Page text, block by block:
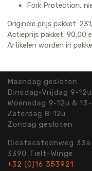
Fork Protection,
Originele prijs pakket:
Actieprijs pakket: 90,00
Artikelen worden in
Maandag gesloten
Dinsdag-Vrijdag 9-12u
Woensdag 9-12u & 13-
Zaterdag 8-12u
Zondag gesloten
Diestsesteenweg 33a
3390 Tielt-Winge
+32 (0)16 353921